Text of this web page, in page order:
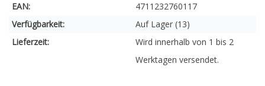
EAN:
4711232760117
Verfügbarkeit:
Auf Lager (13)
Lieferzeit:
Wird innerhalb von 1 bis 2
Werktagen versendet.